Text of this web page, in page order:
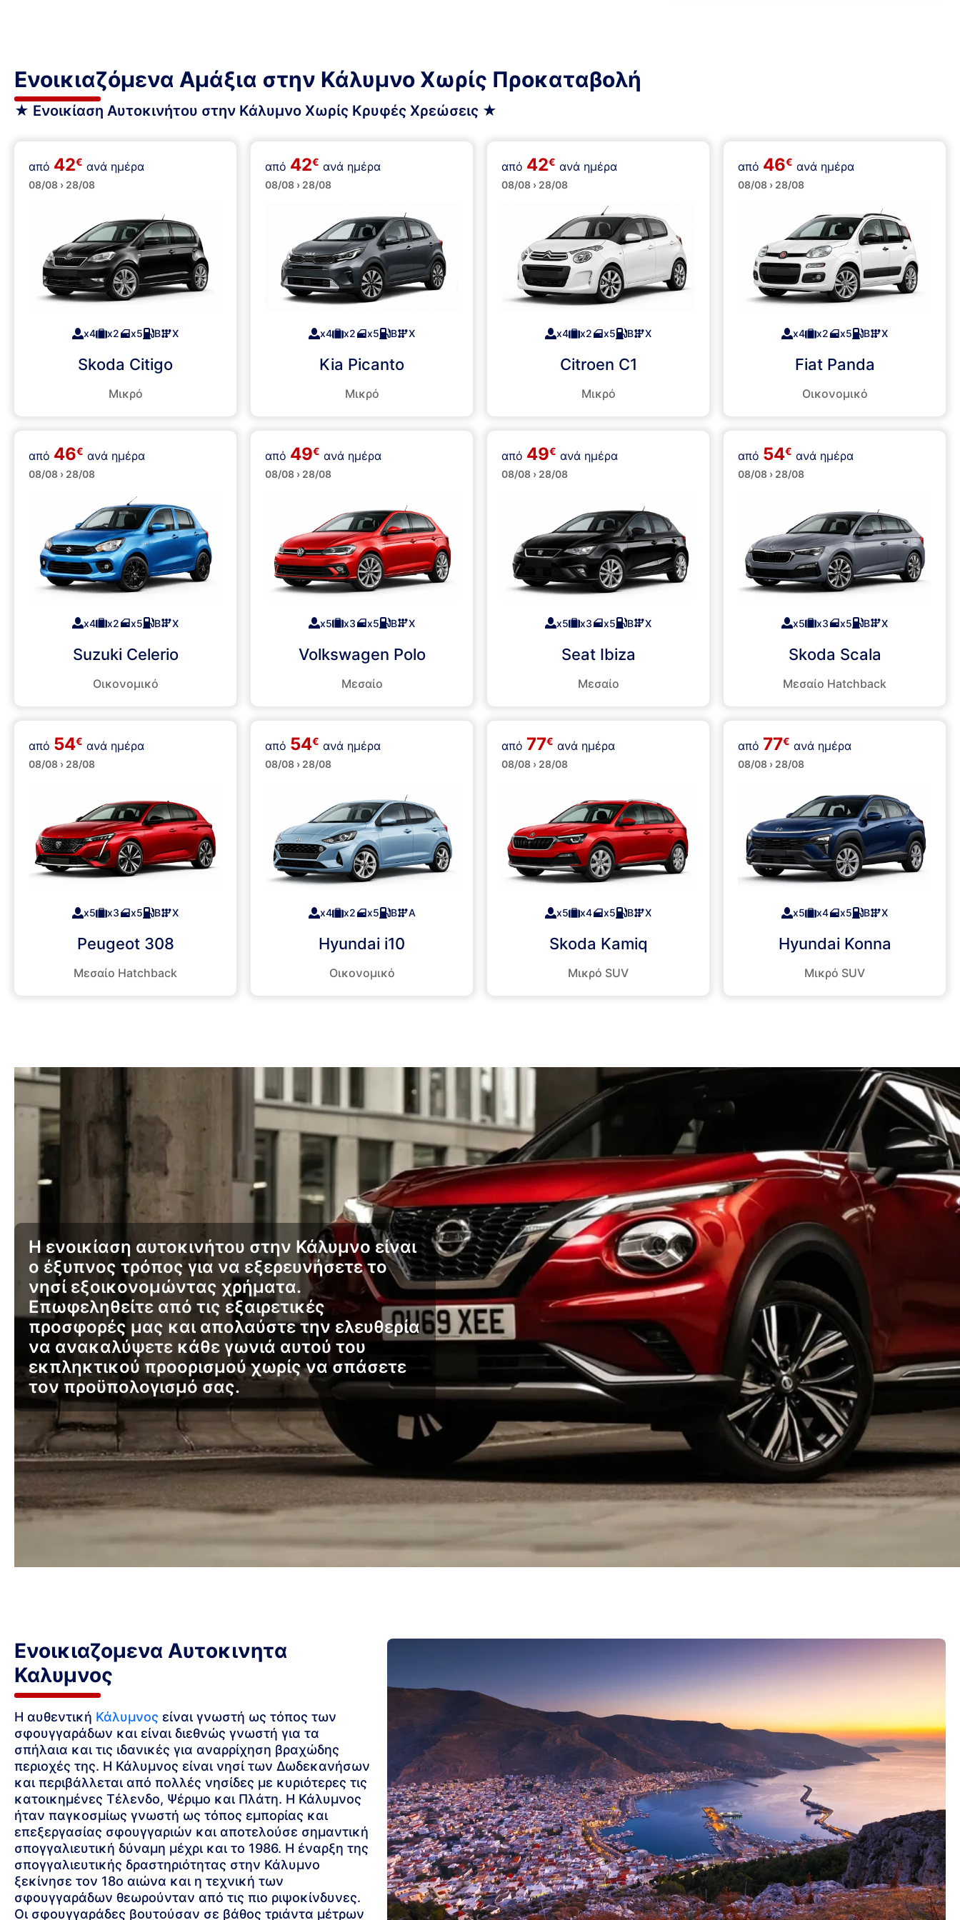
Ενοικιαζόμενα Αμάξια στην Κάλυμνο Χωρίς Προκαταβολή
★ Ενοικίαση Αυτοκινήτου στην Κάλυμνο Χωρίς Κρυφές Χρεώσεις ★
Μικρά
από 42€ ανά ημέρα
08/08 › 28/08
x4 x2 x5 Β Χ
Skoda Citigo
Μικρό
Μικρά
από 42€ ανά ημέρα
08/08 › 28/08
x4 x2 x5 Β Χ
Kia Picanto
Μικρό
Μικρά
από 42€ ανά ημέρα
08/08 › 28/08
x4 x2 x5 Β Χ
Citroen C1
Μικρό
Μικρά
από 46€ ανά ημέρα
08/08 › 28/08
x4 x2 x5 Β Χ
Fiat Panda
Οικονομικό
Μικρά
από 46€ ανά ημέρα
08/08 › 28/08
x4 x2 x5 Β Χ
Suzuki Celerio
Οικονομικό
Μεσαία
από 49€ ανά ημέρα
08/08 › 28/08
x5 x3 x5 Β Χ
Volkswagen Polo
Μεσαίο
Μεσαία
από 49€ ανά ημέρα
08/08 › 28/08
x5 x3 x5 Β Χ
Seat Ibiza
Μεσαίο
Μεσαία
από 54€ ανά ημέρα
08/08 › 28/08
x5 x3 x5 Β Χ
Skoda Scala
Μεσαίο Hatchback
Μεσαία
από 54€ ανά ημέρα
08/08 › 28/08
x5 x3 x5 Β Χ
Peugeot 308
Μεσαίο Hatchback
Μικρά
από 54€ ανά ημέρα
08/08 › 28/08
x4 x2 x5 Β Α
Hyundai i10
Οικονομικό
SUVs
από 77€ ανά ημέρα
08/08 › 28/08
x5 x4 x5 Β Χ
Skoda Kamiq
Μικρό SUV
SUVs
από 77€ ανά ημέρα
08/08 › 28/08
x5 x4 x5 Β Χ
Hyundai Konna
Μικρό SUV
Η ενοικίαση αυτοκινήτου στην Κάλυμνο είναι
ο έξυπνος τρόπος για να εξερευνήσετε το
νησί εξοικονομώντας χρήματα.
Επωφεληθείτε από τις εξαιρετικές
προσφορές μας και απολαύστε την ελευθερία
να ανακαλύψετε κάθε γωνιά αυτού του
εκπληκτικού προορισμού χωρίς να σπάσετε
τον προϋπολογισμό σας.
Ενοικιαζομενα Αυτοκινητα
Καλυμνος
Η αυθεντική Κάλυμνος είναι γνωστή ως τόπος των
σφουγγαράδων και είναι διεθνώς γνωστή για τα
σπήλαια και τις ιδανικές για αναρρίχηση βραχώδης
περιοχές της. Η Κάλυμνος είναι νησί των Δωδεκανήσων
και περιβάλλεται από πολλές νησίδες με κυριότερες τις
κατοικημένες Τέλενδο, Ψέριμο και Πλάτη. Η Κάλυμνος
ήταν παγκοσμίως γνωστή ως τόπος εμπορίας και
επεξεργασίας σφουγγαριών και αποτελούσε σημαντική
σπογγαλιευτική δύναμη μέχρι και το 1986. Η έναρξη της
σπογγαλιευτικής δραστηριότητας στην Κάλυμνο
ξεκίνησε τον 18ο αιώνα και η τεχνική των
σφουγγαράδων θεωρούνταν από τις πιο ριψοκίνδυνες.
Οι σφουγγαράδες βουτούσαν σε βάθος τριάντα μέτρων